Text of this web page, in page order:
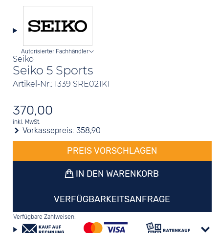
Seiko
Seiko 5 Sports
Artikel-Nr.: 1339 SRE021K1
Autorisierter Fachhändler
370,00
inkl. MwSt.
Vorkassepreis:358,90
PREIS VORSCHLAGEN
IN DEN WARENKORB
VERFÜGBARKEITSANFRAGE
Verfügbare Zahlweisen: